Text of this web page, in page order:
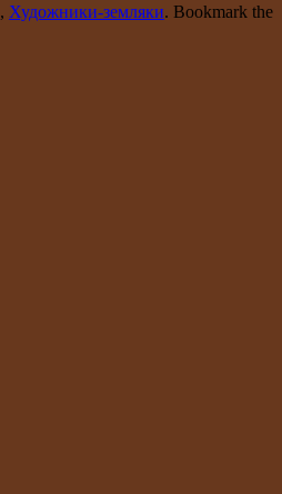
, Художники-земляки. Bookmark the